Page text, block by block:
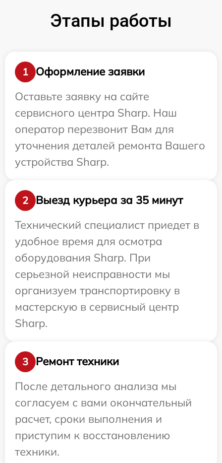
Этапы работы
1
Оформление заявки
Оставьте заявку на сайте
сервисного центра Sharp. Наш
оператор перезвонит Вам для
уточнения деталей ремонта Вашего
устройства Sharp.
2
Выезд курьера за 35 минут
Технический специалист приедет в
удобное время для осмотра
оборудования Sharp. При
серьезной неисправности мы
организуем транспортировку в
мастерскую в сервисный центр
Sharp.
3
Ремонт техники
После детального анализа мы
согласуем с вами окончательный
расчет, сроки выполнения и
приступим к восстановлению
техники.